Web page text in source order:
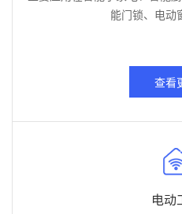
能门锁、电动
查看
电动